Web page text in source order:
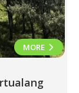
MORE